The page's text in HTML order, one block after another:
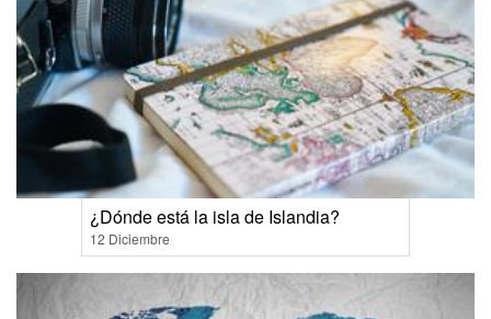
¿Dónde está la isla de Islandia?
12 Diciembre